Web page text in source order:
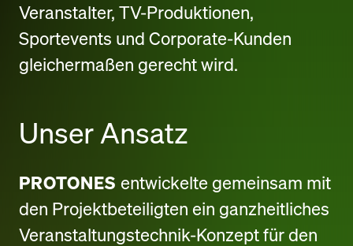
Veranstalter, TV-Produktionen,
Sportevents und Corporate-Kunden
gleichermaßen gerecht wird.
Unser Ansatz
PROTONES entwickelte gemeinsam mit
den Projektbeteiligten ein ganzheitliches
Veranstaltungstechnik-Konzept für den